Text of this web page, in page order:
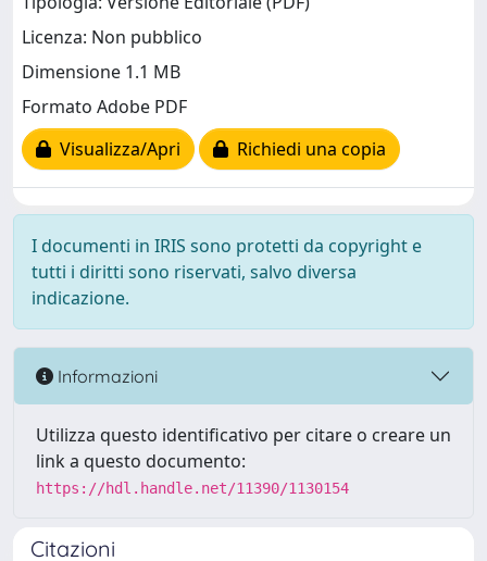
Licenza: Non pubblico
Dimensione 1.1 MB
Formato Adobe PDF
Visualizza/Apri
Richiedi una copia
I documenti in IRIS sono protetti da copyright e
tutti i diritti sono riservati, salvo diversa
indicazione.
Informazioni
Utilizza questo identificativo per citare o creare un
link a questo documento:
https://hdl.handle.net/11390/1130154
Citazioni